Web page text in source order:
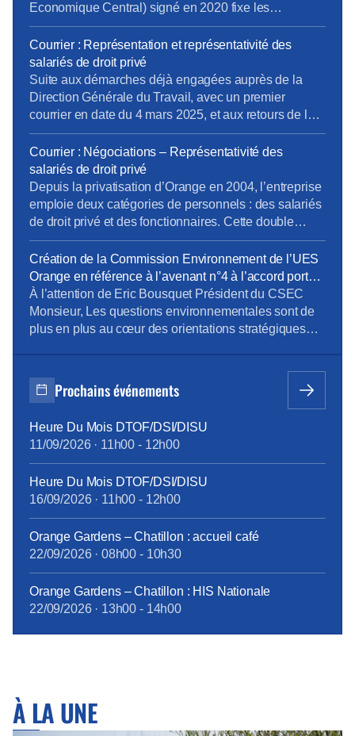
Economique Central) signé en 2020 fixe les
prestations, les services et leur financement entre le
CSEE et le CSEC. Chaque année, les CSEE versent
au CSEC 20,25% de leur budget pour la gestion des
activités (prestations enfance, solidarité, retraites,
gestion des comptes salarié, etc.…). Cet […]
Courrier : Représentation et représentativité des
salariés de droit privé
Suite aux démarches déjà engagées auprès de la
Direction Générale du Travail, avec un premier
courrier en date du 4 mars 2025, et aux retours de la
Direction Générale du Travail, la CFE-CGC Orange a
transmis un nouveau courrier. Rappel du contexte :
Depuis la privatisation d’Orange en 2004, l’entreprise
emploie deux catégories de personnels […]
Courrier : Négociations – Représentativité des
salariés de droit privé
Depuis la privatisation d’Orange en 2004, l’entreprise
emploie deux catégories de personnels : des salariés
de droit privé et des fonctionnaires. Cette double
composante rend nécessaire une distinction claire
des périmètres électoraux, notamment pour
déterminer la représentativité syndicale au regard de
la convention collective des télécommunications. Or,
à l’issue des élections professionnelles de novembre
2023, […]
Création de la Commission Environnement de l’UES
Orange en référence à l’avenant n°4 à l’accord portant
sur le dialogue social au sein de l’UES Orange _
document du 24 octobre 2023
À l’attention de Eric Bousquet Président du CSEC
Monsieur, Les questions environnementales sont de
plus en plus au cœur des orientations stratégiques
Fallacher dans le Live « Lancement du programme
Carbone » du 6/12 dernier, « c’est une priorité
Prochains événements
Heure Du Mois DTOF/DSI/DISU
11/09/2026· 11h00 - 12h00
Heure Du Mois DTOF/DSI/DISU
16/09/2026· 11h00 - 12h00
Orange Gardens – Chatillon : accueil café
22/09/2026· 08h00 - 10h30
Orange Gardens – Chatillon : HIS Nationale
22/09/2026· 13h00 - 14h00
À LA UNE